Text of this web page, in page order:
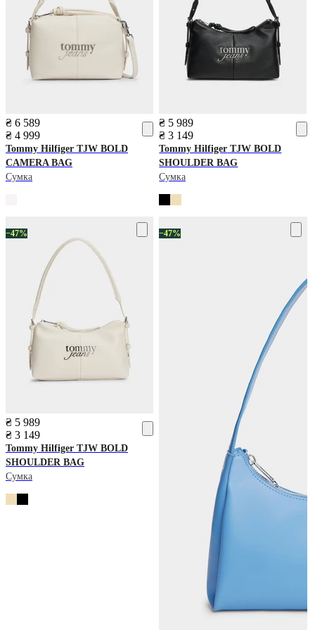
₴ 6 589
₴ 4 999
Tommy Hilfiger TJW BOLD
CAMERA BAG
Сумка
₴ 5 989
₴ 3 149
Tommy Hilfiger TJW BOLD
SHOULDER BAG
Сумка
−47%
₴ 5 989
₴ 3 149
Tommy Hilfiger TJW BOLD
SHOULDER BAG
Сумка
−47%